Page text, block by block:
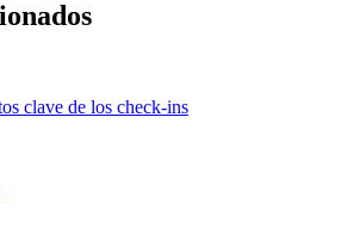
clave de los check-ins